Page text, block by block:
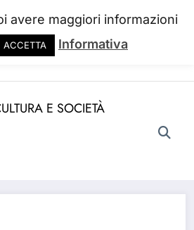
Billings
E SOCIETÀ
avere maggiori informazioni
ACCETTA Informativa